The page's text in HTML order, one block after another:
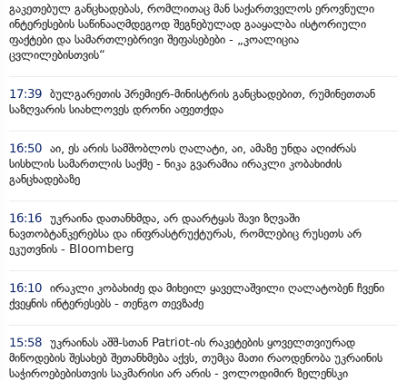
გაკეთებულ განცხადებას, რომლითაც მან საქართველოს ეროვნული
ინტერესების საწინააღმდეგოდ შეგნებულად გააყალბა ისტორიული
ფაქტები და სამართლებრივი შეფასებები - „კოალიცია
ცვლილებისთვის“
17:39 ბულგარეთის პრემიერ-მინისტრის განცხადებით, რუმინეთთან
საზღვარის სიახლოვეს დრონი აფეთქდა
16:50 აი, ეს არის სამშობლოს ღალატი, აი, ამაზე უნდა აღიძრას
სისხლის სამართლის საქმე - ნიკა გვარამია ირაკლი კობახიძის
განცხადებაზე
16:16 უკრაინა დათანხმდა, არ დაარტყას შავი ზღვაში
ნავთობტანკერებსა და ინფრასტრუქტურას, რომლებიც რუსეთს არ
ეკუთვნის - Bloomberg
16:10 ირაკლი კობახიძე და მიხეილ ყაველაშვილი ღალატობენ ჩვენი
ქვეყნის ინტერესებს - თენგო თევზაძე
15:58 უკრაინას აშშ-სთან Patriot-ის რაკეტების ყოველთვიურად
მიწოდების შესახებ შეთანხმება აქვს, თუმცა მათი რაოდენობა უკრაინის
საჭიროებებისთვის საკმარისი არ არის - ვოლოდიმირ ზელენსკი